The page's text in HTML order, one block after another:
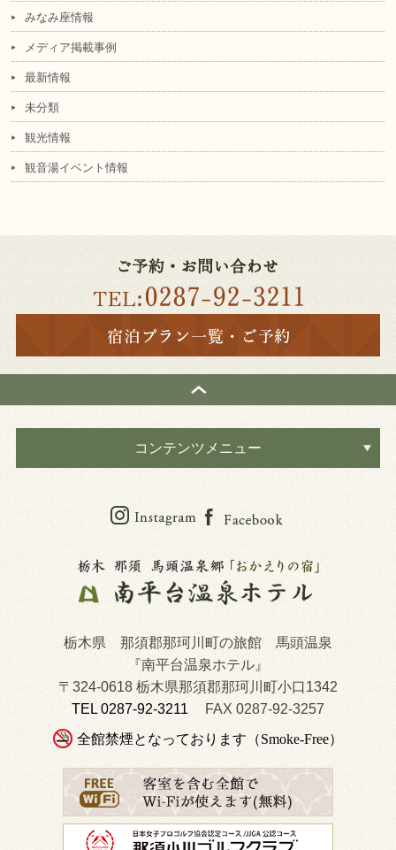
みなみ座情報
メディア掲載事例
最新情報
未分類
観光情報
観音湯イベント情報
コンテンツメニュー
栃木県 那須郡那珂川町の旅館 馬頭温泉
『南平台温泉ホテル』
〒324-0618 栃木県那須郡那珂川町小口1342
TEL 0287-92-3211
FAX 0287-92-3257
全館禁煙となっております（Smoke-Free）